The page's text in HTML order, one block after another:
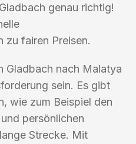
genau richtig!
zu fairen Preisen.
Gladbach nach Malatya
sein. Es gibt
wie zum Beispiel den
und persönlichen
Strecke. Mit